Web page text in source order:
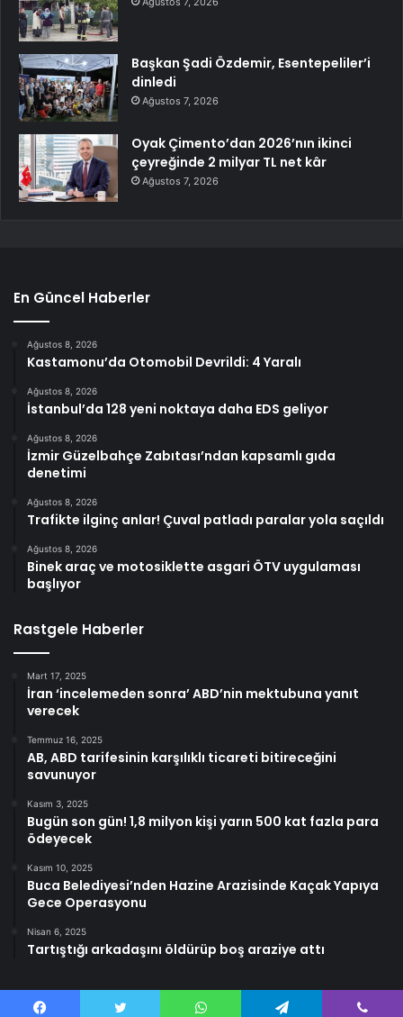
Başkan Şadi Özdemir, Esentepeliler’i
dinledi
Ağustos 7, 2026
Oyak Çimento’dan 2026’nın ikinci
çeyreğinde 2 milyar TL net kâr
Ağustos 7, 2026
En Güncel Haberler
Ağustos 8, 2026
Kastamonu’da Otomobil Devrildi: 4 Yaralı
Ağustos 8, 2026
İstanbul’da 128 yeni noktaya daha EDS geliyor
Ağustos 8, 2026
İzmir Güzelbahçe Zabıtası’ndan kapsamlı gıda
denetimi
Ağustos 8, 2026
Trafikte ilginç anlar! Çuval patladı paralar yola saçıldı
Ağustos 8, 2026
Binek araç ve motosiklette asgari ÖTV uygulaması
başlıyor
Rastgele Haberler
Mart 17, 2025
İran ‘incelemeden sonra’ ABD’nin mektubuna yanıt
verecek
Temmuz 16, 2025
AB, ABD tarifesinin karşılıklı ticareti bitireceğini
savunuyor
Kasım 3, 2025
Bugün son gün! 1,8 milyon kişi yarın 500 kat fazla para
ödeyecek
Kasım 10, 2025
Buca Belediyesi’nden Hazine Arazisinde Kaçak Yapıya
Gece Operasyonu
Nisan 6, 2025
Tartıştığı arkadaşını öldürüp boş araziye attı